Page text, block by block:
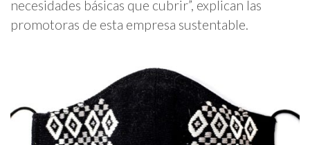
necesidades básicas que cubrir”, explican las
promotoras de esta empresa sustentable.